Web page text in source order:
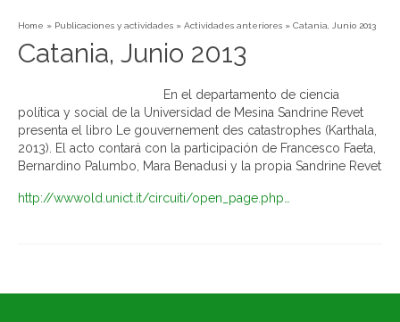
Home » Publicaciones y actividades » Actividades anteriores » Catania, Junio 2013
Catania, Junio 2013
En el departamento de ciencia
política y social de la Universidad de Mesina Sandrine Revet
presenta el libro Le gouvernement des catastrophes (Karthala,
2013). El acto contará con la participación de Francesco Faeta,
Bernardino Palumbo, Mara Benadusi y la propia Sandrine Revet
http://wwwold.unict.it/circuiti/open_page.php…